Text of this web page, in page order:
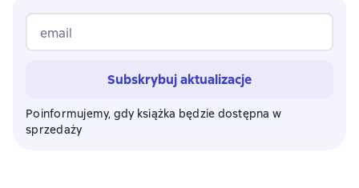
email
Subskrybuj aktualizacje
Poinformujemy, gdy książka będzie dostępna w
sprzedaży